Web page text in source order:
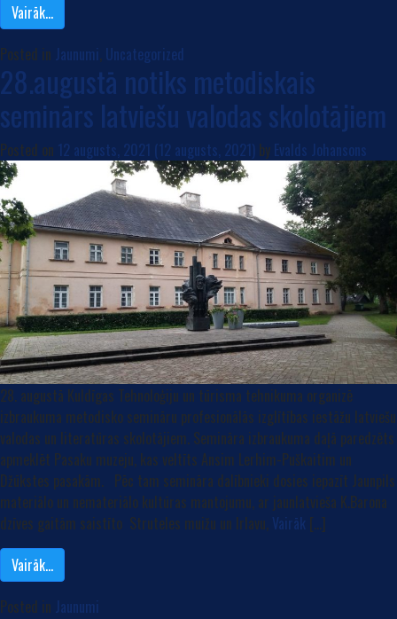
Vairāk…
Posted in Jaunumi, Uncategorized
28.augustā notiks metodiskais
seminārs latviešu valodas skolotājiem
Posted on 12 augusts, 2021 (12 augusts, 2021) by Evalds Johansons
28. augustā Kuldīgas Tehnoloģiju un tūrisma tehnikuma organizē
izbraukuma metodisko semināru profesionālās izglītības iestāžu latviešu
valodas un literatūras skolotājiem. Semināra izbraukuma daļā paredzēts
apmeklēt Pasaku muzeju, kas veltīts Ansim Lerhim-Puškaitim un
Džūkstes pasakām. Pēc tam semināra dalībnieki dosies iepazīt Jaunpils
materiālo un nemateriālo kultūras mantojumu, ar jaunlatvieša K.Barona
dzīves gaitām saistīto Struteles muižu un Irlavu, Vairāk […]
Vairāk…
Posted in Jaunumi